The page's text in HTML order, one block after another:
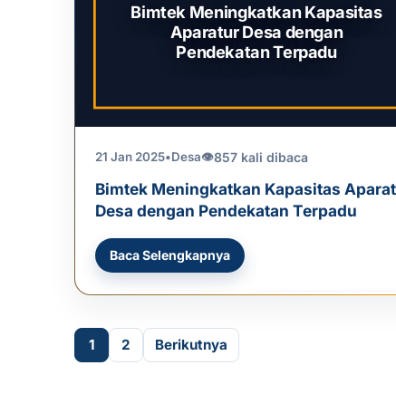
Bimtek Meningkatkan Kapasitas
Aparatur Desa dengan
Pendekatan Terpadu
21 Jan 2025•Desa👁857 kali dibaca
Bimtek Meningkatkan Kapasitas
Desa dengan Pendekatan Terpadu
Baca Selengkapnya
Paginasi pos
1 2 Berikutnya